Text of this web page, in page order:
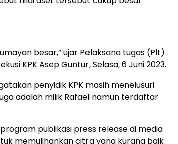
besar,” ujar Pelaksana tugas (Plt)
KPK Asep Guntur, Selasa, 6 Juni 2023.
penyidik KPK masih menelusuri
adalah milik Rafael namun terdaftar
publikasi press release di media
memulihankan citra yang kurang baik